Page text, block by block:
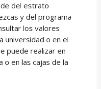
del estrato
y del programa
los valores
universidad o en el
puede realizar en
o en las cajas de la